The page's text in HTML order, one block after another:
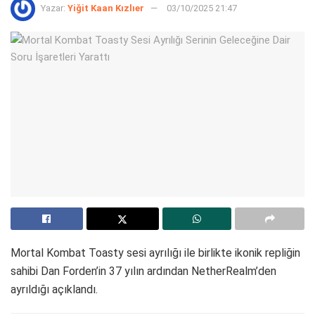
Yazar: Yiğit Kaan Kızlıer 03/10/2025 21:47
Mortal Kombat Toasty sesi ayrılığı ile birlikte ikonik repliğin
sahibi Dan Forden’in 37 yılın ardından NetherRealm’den
ayrıldığı açıklandı.